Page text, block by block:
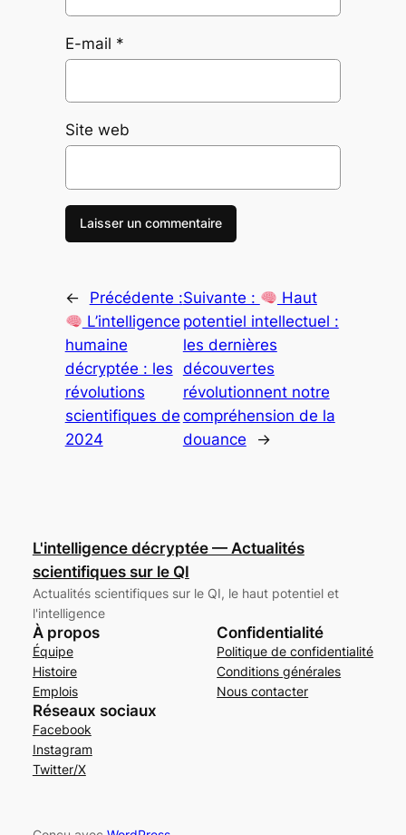
E-mail *
Site web
←
Précédente :
L’intelligence
humaine
décryptée : les
révolutions
scientifiques de
2024
Suivante :
Haut
potentiel intellectuel :
les dernières
découvertes
révolutionnent notre
compréhension de la
douance
→
L'intelligence décryptée — Actualités
scientifiques sur le QI
Actualités scientifiques sur le QI, le haut potentiel et
l'intelligence
À propos
Équipe
Histoire
Emplois
Confidentialité
Politique de confidentialité
Conditions générales
Nous contacter
Réseaux sociaux
Facebook
Instagram
Twitter/X